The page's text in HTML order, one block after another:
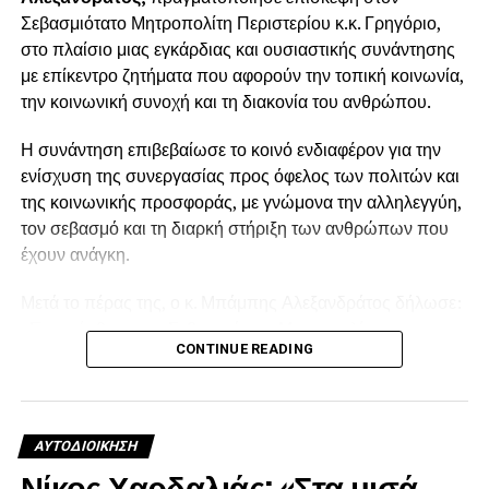
Σεβασμιότατο Μητροπολίτη Περιστερίου κ.κ. Γρηγόριο,
στο πλαίσιο μιας εγκάρδιας και ουσιαστικής συνάντησης
με επίκεντρο ζητήματα που αφορούν την τοπική κοινωνία,
την κοινωνική συνοχή και τη διακονία του ανθρώπου.
Η συνάντηση επιβεβαίωσε το κοινό ενδιαφέρον για την
ενίσχυση της συνεργασίας προς όφελος των πολιτών και
της κοινωνικής προσφοράς, με γνώμονα την αλληλεγγύη,
τον σεβασμό και τη διαρκή στήριξη των ανθρώπων που
έχουν ανάγκη.
«Επισκέφθηκα τον Σεβασμιότατο Μητροπολίτη
Περιστερίου κ.κ. Γρηγόριο, προκειμένου να λάβω την
συζήτηση επί θεμάτων που αφορούν την τοπική μας
κοινωνία και τη διακονία του ανθρώπου. Η πάντοτε σοφή
και πατρική του καθοδήγηση, η πνευματική του
CONTINUE READING
ΑΥΤΟΔΙΟΊΚΗΣΗ